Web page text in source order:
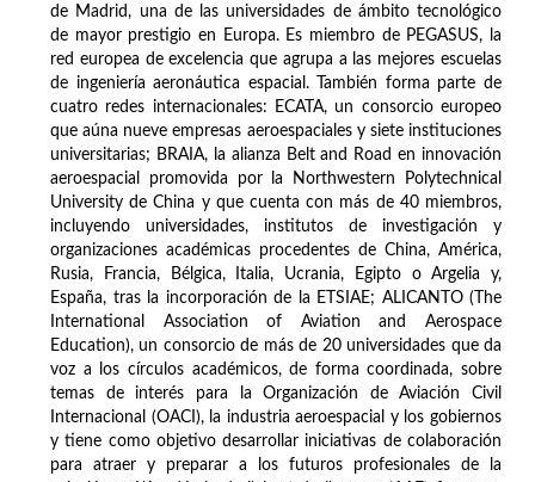
de Madrid, una de las universidades de ámbito tecnológico
de mayor prestigio en Europa. Es miembro de PEGASUS, la
red europea de excelencia que agrupa a las mejores escuelas
de ingeniería aeronáutica espacial. También forma parte de
cuatro redes internacionales: ECATA, un consorcio europeo
que aúna nueve empresas aeroespaciales y siete instituciones
universitarias; BRAIA, la alianza Belt and Road en innovación
aeroespacial promovida por la Northwestern Polytechnical
University de China y que cuenta con más de 40 miembros,
incluyendo universidades, institutos de investigación y
organizaciones académicas procedentes de China, América,
Rusia, Francia, Bélgica, Italia, Ucrania, Egipto o Argelia y,
España, tras la incorporación de la ETSIAE; ALICANTO (The
International Association of Aviation and Aerospace
Education), un consorcio de más de 20 universidades que da
voz a los círculos académicos, de forma coordinada, sobre
temas de interés para la Organización de Aviación Civil
Internacional (OACI), la industria aeroespacial y los gobiernos
y tiene como objetivo desarrollar iniciativas de colaboración
para atraer y preparar a los futuros profesionales de la